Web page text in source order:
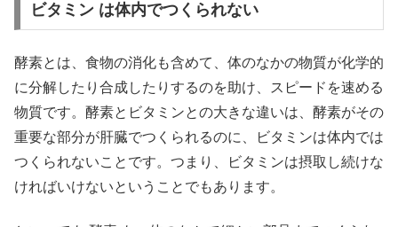
ビタミン は体内でつくられない
酵素とは、食物の消化も含めて、体のなかの物質が化学的
に分解したり合成したりするのを助け、スピードを速める
物質です。酵素とビタミンとの大きな違いは、酵素がその
重要な部分が肝臓でつくられるのに、ビタミンは体内では
つくられないことです。つまり、ビタミンは摂取し続けな
ければいけないということでもあります。